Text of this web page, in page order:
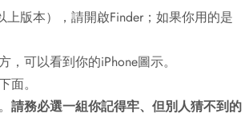
上版本），請開啟Finder；如果你用的是
可以看到你的iPhone圖示。
。
請務必選一組你記得牢、但別人猜不到的